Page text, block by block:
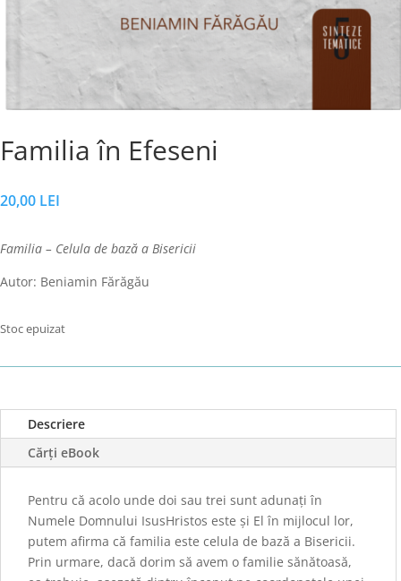
Familia în Efeseni
20,00 LEI
Familia – Celula de bază a Bisericii
Autor: Beniamin Fărăgău
Stoc epuizat
Descriere
Cărți eBook
Pentru că acolo unde doi sau trei sunt adunați în
Numele Domnului IsusHristos este și El în mijlocul lor,
putem afirma că familia este celula de bază a Bisericii.
Prin urmare, dacă dorim să avem o familie sănătoasă,